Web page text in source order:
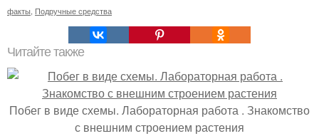
факты Подручные средства
Читайте также
Побег в виде схемы. Лабораторная работа . Знакомство
с внешним строением растения